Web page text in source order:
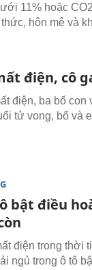
11% hoặc
thức, hôn mê và
điện, cô
điện, ba bố con
tử vong, bố và
bật điều
điện trong thời
ngủ trong ô tô